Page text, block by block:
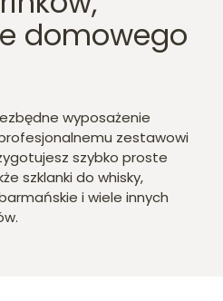
domowego
wyposażenie
zestawowi
szybko proste
szklanki do whisky,
i wiele innych